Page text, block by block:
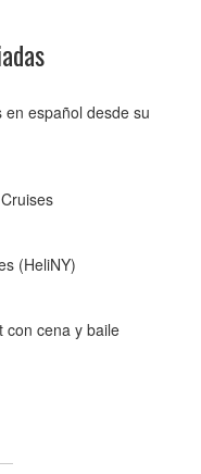
en español desde su
(HeliNY)
con cena y baile